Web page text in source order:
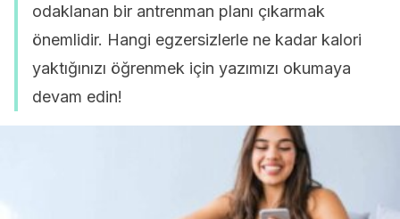
odaklanan bir antrenman planı çıkarmak
önemlidir. Hangi egzersizlerle ne kadar kalori
yaktığınızı öğrenmek için yazımızı okumaya
devam edin!